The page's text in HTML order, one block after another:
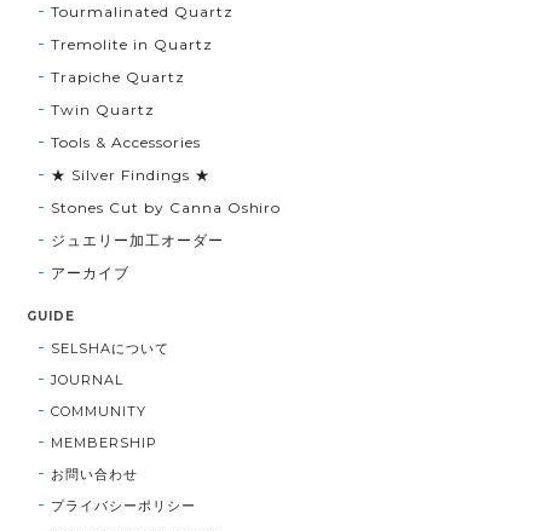
Tourmalinated Quartz
Tremolite in Quartz
Trapiche Quartz
Twin Quartz
Tools & Accessories
★ Silver Findings ★
Stones Cut by Canna Oshiro
ジュエリー加工オーダー
アーカイブ
GUIDE
SELSHAについて
JOURNAL
COMMUNITY
MEMBERSHIP
お問い合わせ
プライバシーポリシー